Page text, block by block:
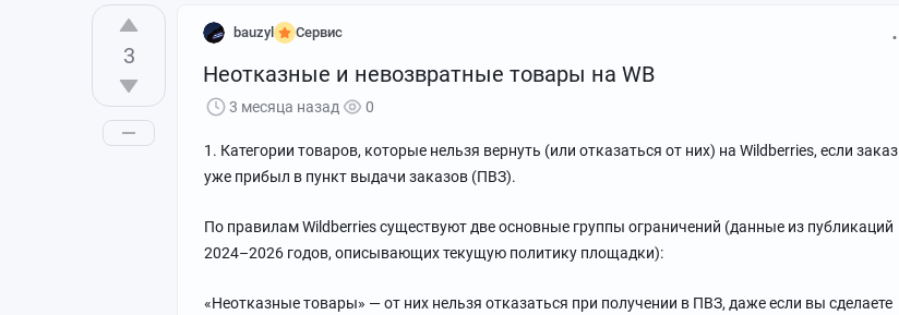
убыток не уйти.
И так бегаешь весь день.
Вот и время домой идти. Обратно тоже через службу безопасности также проходишь полуголая.
Когда со склада выходишь, они (СБ) тебе в трусы заглядывают и в бюстгальтер.
Люди которые давно там работали, говорили, когда открыли тот склад - СБ со своими таскали
оттуда товар мешками, айфоны и прочий дорогой товар.
Кто-то ебётся в гофре или просто на мезонине.
Выходишь на улицу - а там тысячи людей и сквозь них нужно пробиться, чтобы успеть забраться
Работать там - такое себе. Меня хватило на 3 недели 😅
3
bauzyl Сервис
Неотказные и невозвратные товары на WB
3 месяца назад 0
1. Категории товаров, которые нельзя вернуть (или отказаться от них) на Wildberries, если заказ
уже прибыл в пункт выдачи заказов (ПВЗ).
По правилам Wildberries существуют две основные группы ограничений (данные из публикаций
2024–2026 годов, описывающих текущую политику площадки):
«Неотказные товары» — от них нельзя отказаться при получении в ПВЗ, даже если вы сделаете